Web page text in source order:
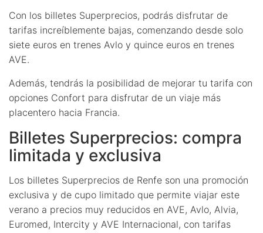
Con los billetes Superprecios, podrás disfrutar de
tarifas increíblemente bajas, comenzando desde solo
siete euros en trenes Avlo y quince euros en trenes
AVE.
Además, tendrás la posibilidad de mejorar tu tarifa con
opciones Confort para disfrutar de un viaje más
placentero hacia Francia.
Billetes Superprecios: compra
limitada y exclusiva
Los billetes Superprecios de Renfe son una promoción
exclusiva y de cupo limitado que permite viajar este
verano a precios muy reducidos en AVE, Avlo, Alvia,
Euromed, Intercity y AVE Internacional, con tarifas